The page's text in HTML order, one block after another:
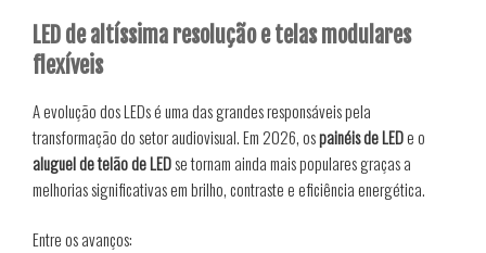
LED de altíssima resolução e telas modulares
flexíveis
A evolução dos LEDs é uma das grandes responsáveis pela
transformação do setor audiovisual. Em 2026, ospainéis de LEDe o
aluguel de telão de LEDse tornam ainda mais populares graças a
melhorias significativas em brilho, contraste e eficiência energética.
Entre os avanços: